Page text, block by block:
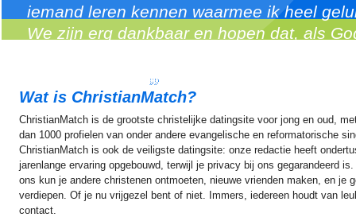
iemand leren kennen waarmee ik heel
We zijn erg dankbaar en hopen dat, als
Wat is ChristianMatch?
ChristianMatch is de grootste christelijke datingsite voor jong en oud,
dan 1000 profielen van onder andere evangelische en reformatorische
ChristianMatch is ook de veiligste datingsite: onze redactie heeft
jarenlange ervaring opgebouwd, terwijl je privacy bij ons gegarandeerd
ons kun je andere christenen ontmoeten, nieuwe vrienden maken, en je
verdiepen. Of je nu vrijgezel bent of niet. Immers, iedereen houdt van
contact.